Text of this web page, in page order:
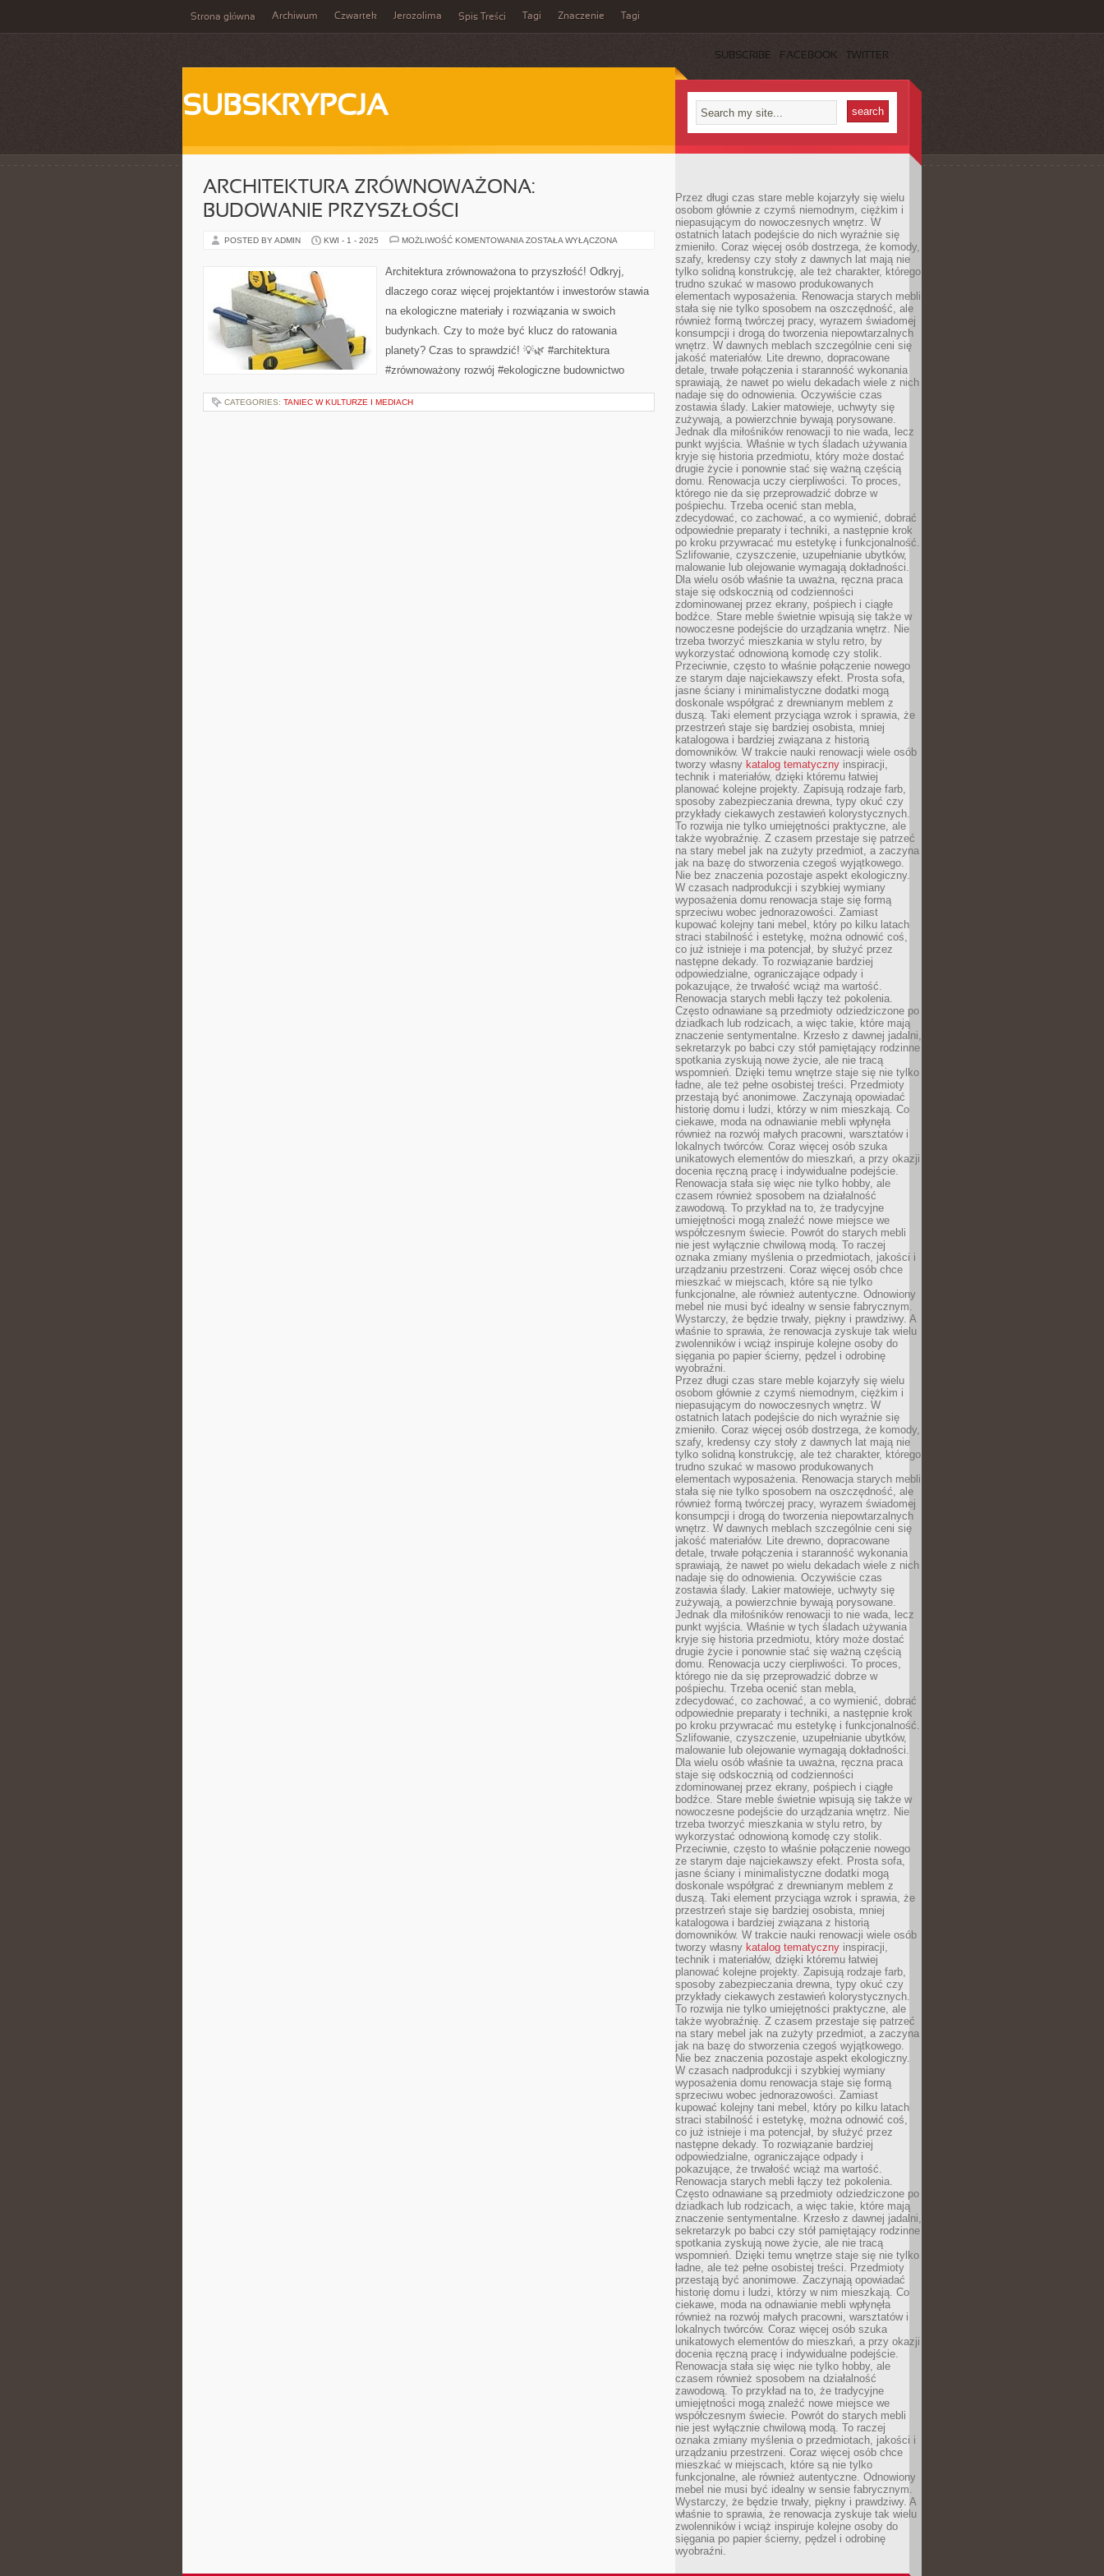
Strona główna Archiwum Czwartek Jerozolima Spis Treści Tagi Znaczenie Tagi
SUBSCRIBE FACEBOOK TWITTER
SUBSKRYPCJA
ARCHITEKTURA ZRÓWNOWAŻONA:
BUDOWANIE PRZYSZŁOŚCI
POSTED BY ADMIN KWI - 1 - 2025 MOŻLIWOŚĆ KOMENTOWANIA ARCHITEKTURA
PRZYSZŁOŚCI
ZOSTAŁA WYŁĄCZONA
Architektura zrównoważona to przyszłość! Odkryj,
dlaczego coraz więcej projektantów i inwestorów stawia
na ekologiczne materiały i rozwiązania w swoich
budynkach. Czy to może być klucz do ratowania
planety? Czas to sprawdzić! 💡🌿 #architektura
#zrównoważony rozwój #ekologiczne budownictwo
CATEGORIES: TANIEC W KULTURZE I MEDIACH
Przez długi czas stare meble kojarzyły się wielu
osobom głównie z czymś niemodnym, ciężkim i
niepasującym do nowoczesnych wnętrz. W
ostatnich latach podejście do nich wyraźnie się
zmieniło. Coraz więcej osób dostrzega, że komody,
szafy, kredensy czy stoły z dawnych lat mają nie
tylko solidną konstrukcję, ale też charakter, którego
trudno szukać w masowo produkowanych
elementach wyposażenia. Renowacja starych mebli
stała się nie tylko sposobem na oszczędność, ale
również formą twórczej pracy, wyrazem świadomej
konsumpcji i drogą do tworzenia niepowtarzalnych
wnętrz. W dawnych meblach szczególnie ceni się
jakość materiałów. Lite drewno, dopracowane
detale, trwałe połączenia i staranność wykonania
sprawiają, że nawet po wielu dekadach wiele z nich
nadaje się do odnowienia. Oczywiście czas
zostawia ślady. Lakier matowieje, uchwyty się
zużywają, a powierzchnie bywają porysowane.
Jednak dla miłośników renowacji to nie wada, lecz
punkt wyjścia. Właśnie w tych śladach używania
kryje się historia przedmiotu, który może dostać
drugie życie i ponownie stać się ważną częścią
domu. Renowacja uczy cierpliwości. To proces,
którego nie da się przeprowadzić dobrze w
pośpiechu. Trzeba ocenić stan mebla,
zdecydować, co zachować, a co wymienić, dobrać
odpowiednie preparaty i techniki, a następnie krok
po kroku przywracać mu estetykę i funkcjonalność.
Szlifowanie, czyszczenie, uzupełnianie ubytków,
malowanie lub olejowanie wymagają dokładności.
Dla wielu osób właśnie ta uważna, ręczna praca
staje się odskocznią od codzienności
zdominowanej przez ekrany, pośpiech i ciągłe
bodźce. Stare meble świetnie wpisują się także w
nowoczesne podejście do urządzania wnętrz. Nie
trzeba tworzyć mieszkania w stylu retro, by
wykorzystać odnowioną komodę czy stolik.
Przeciwnie, często to właśnie połączenie nowego
ze starym daje najciekawszy efekt. Prosta sofa,
jasne ściany i minimalistyczne dodatki mogą
doskonale współgrać z drewnianym meblem z
duszą. Taki element przyciąga wzrok i sprawia, że
przestrzeń staje się bardziej osobista, mniej
katalogowa i bardziej związana z historią
domowników. W trakcie nauki renowacji wiele osób
tworzy własny katalog tematyczny inspiracji,
technik i materiałów, dzięki któremu łatwiej
planować kolejne projekty. Zapisują rodzaje farb,
sposoby zabezpieczania drewna, typy okuć czy
przykłady ciekawych zestawień kolorystycznych.
To rozwija nie tylko umiejętności praktyczne, ale
także wyobraźnię. Z czasem przestaje się patrzeć
na stary mebel jak na zużyty przedmiot, a zaczyna
jak na bazę do stworzenia czegoś wyjątkowego.
Nie bez znaczenia pozostaje aspekt ekologiczny.
W czasach nadprodukcji i szybkiej wymiany
wyposażenia domu renowacja staje się formą
sprzeciwu wobec jednorazowości. Zamiast
kupować kolejny tani mebel, który po kilku latach
straci stabilność i estetykę, można odnowić coś,
co już istnieje i ma potencjał, by służyć przez
następne dekady. To rozwiązanie bardziej
odpowiedzialne, ograniczające odpady i
pokazujące, że trwałość wciąż ma wartość.
Renowacja starych mebli łączy też pokolenia.
Często odnawiane są przedmioty odziedziczone po
dziadkach lub rodzicach, a więc takie, które mają
znaczenie sentymentalne. Krzesło z dawnej jadalni,
sekretarzyk po babci czy stół pamiętający rodzinne
spotkania zyskują nowe życie, ale nie tracą
wspomnień. Dzięki temu wnętrze staje się nie tylko
ładne, ale też pełne osobistej treści. Przedmioty
przestają być anonimowe. Zaczynają opowiadać
historię domu i ludzi, którzy w nim mieszkają. Co
ciekawe, moda na odnawianie mebli wpłynęła
również na rozwój małych pracowni, warsztatów i
lokalnych twórców. Coraz więcej osób szuka
unikatowych elementów do mieszkań, a przy okazji
docenia ręczną pracę i indywidualne podejście.
Renowacja stała się więc nie tylko hobby, ale
czasem również sposobem na działalność
zawodową. To przykład na to, że tradycyjne
umiejętności mogą znaleźć nowe miejsce we
współczesnym świecie. Powrót do starych mebli
nie jest wyłącznie chwilową modą. To raczej
oznaka zmiany myślenia o przedmiotach, jakości i
urządzaniu przestrzeni. Coraz więcej osób chce
mieszkać w miejscach, które są nie tylko
funkcjonalne, ale również autentyczne. Odnowiony
mebel nie musi być idealny w sensie fabrycznym.
Wystarczy, że będzie trwały, piękny i prawdziwy. A
właśnie to sprawia, że renowacja zyskuje tak wielu
zwolenników i wciąż inspiruje kolejne osoby do
sięgania po papier ścierny, pędzel i odrobinę
wyobraźni.
Przez długi czas stare meble kojarzyły się wielu
osobom głównie z czymś niemodnym, ciężkim i
niepasującym do nowoczesnych wnętrz. W
ostatnich latach podejście do nich wyraźnie się
zmieniło. Coraz więcej osób dostrzega, że komody,
szafy, kredensy czy stoły z dawnych lat mają nie
tylko solidną konstrukcję, ale też charakter, którego
trudno szukać w masowo produkowanych
elementach wyposażenia. Renowacja starych mebli
stała się nie tylko sposobem na oszczędność, ale
również formą twórczej pracy, wyrazem świadomej
konsumpcji i drogą do tworzenia niepowtarzalnych
wnętrz. W dawnych meblach szczególnie ceni się
jakość materiałów. Lite drewno, dopracowane
detale, trwałe połączenia i staranność wykonania
sprawiają, że nawet po wielu dekadach wiele z nich
nadaje się do odnowienia. Oczywiście czas
zostawia ślady. Lakier matowieje, uchwyty się
zużywają, a powierzchnie bywają porysowane.
Jednak dla miłośników renowacji to nie wada, lecz
punkt wyjścia. Właśnie w tych śladach używania
kryje się historia przedmiotu, który może dostać
drugie życie i ponownie stać się ważną częścią
domu. Renowacja uczy cierpliwości. To proces,
którego nie da się przeprowadzić dobrze w
pośpiechu. Trzeba ocenić stan mebla,
zdecydować, co zachować, a co wymienić, dobrać
odpowiednie preparaty i techniki, a następnie krok
po kroku przywracać mu estetykę i funkcjonalność.
Szlifowanie, czyszczenie, uzupełnianie ubytków,
malowanie lub olejowanie wymagają dokładności.
Dla wielu osób właśnie ta uważna, ręczna praca
staje się odskocznią od codzienności
zdominowanej przez ekrany, pośpiech i ciągłe
bodźce. Stare meble świetnie wpisują się także w
nowoczesne podejście do urządzania wnętrz. Nie
trzeba tworzyć mieszkania w stylu retro, by
wykorzystać odnowioną komodę czy stolik.
Przeciwnie, często to właśnie połączenie nowego
ze starym daje najciekawszy efekt. Prosta sofa,
jasne ściany i minimalistyczne dodatki mogą
doskonale współgrać z drewnianym meblem z
duszą. Taki element przyciąga wzrok i sprawia, że
przestrzeń staje się bardziej osobista, mniej
katalogowa i bardziej związana z historią
domowników. W trakcie nauki renowacji wiele osób
tworzy własny katalog tematyczny inspiracji,
technik i materiałów, dzięki któremu łatwiej
planować kolejne projekty. Zapisują rodzaje farb,
sposoby zabezpieczania drewna, typy okuć czy
przykłady ciekawych zestawień kolorystycznych.
To rozwija nie tylko umiejętności praktyczne, ale
także wyobraźnię. Z czasem przestaje się patrzeć
na stary mebel jak na zużyty przedmiot, a zaczyna
jak na bazę do stworzenia czegoś wyjątkowego.
Nie bez znaczenia pozostaje aspekt ekologiczny.
W czasach nadprodukcji i szybkiej wymiany
wyposażenia domu renowacja staje się formą
sprzeciwu wobec jednorazowości. Zamiast
kupować kolejny tani mebel, który po kilku latach
straci stabilność i estetykę, można odnowić coś,
co już istnieje i ma potencjał, by służyć przez
następne dekady. To rozwiązanie bardziej
odpowiedzialne, ograniczające odpady i
pokazujące, że trwałość wciąż ma wartość.
Renowacja starych mebli łączy też pokolenia.
Często odnawiane są przedmioty odziedziczone po
dziadkach lub rodzicach, a więc takie, które mają
znaczenie sentymentalne. Krzesło z dawnej jadalni,
sekretarzyk po babci czy stół pamiętający rodzinne
spotkania zyskują nowe życie, ale nie tracą
wspomnień. Dzięki temu wnętrze staje się nie tylko
ładne, ale też pełne osobistej treści. Przedmioty
przestają być anonimowe. Zaczynają opowiadać
historię domu i ludzi, którzy w nim mieszkają. Co
ciekawe, moda na odnawianie mebli wpłynęła
również na rozwój małych pracowni, warsztatów i
lokalnych twórców. Coraz więcej osób szuka
unikatowych elementów do mieszkań, a przy okazji
docenia ręczną pracę i indywidualne podejście.
Renowacja stała się więc nie tylko hobby, ale
czasem również sposobem na działalność
zawodową. To przykład na to, że tradycyjne
umiejętności mogą znaleźć nowe miejsce we
współczesnym świecie. Powrót do starych mebli
nie jest wyłącznie chwilową modą. To raczej
oznaka zmiany myślenia o przedmiotach, jakości i
urządzaniu przestrzeni. Coraz więcej osób chce
mieszkać w miejscach, które są nie tylko
funkcjonalne, ale również autentyczne. Odnowiony
mebel nie musi być idealny w sensie fabrycznym.
Wystarczy, że będzie trwały, piękny i prawdziwy. A
właśnie to sprawia, że renowacja zyskuje tak wielu
zwolenników i wciąż inspiruje kolejne osoby do
sięgania po papier ścierny, pędzel i odrobinę
wyobraźni.